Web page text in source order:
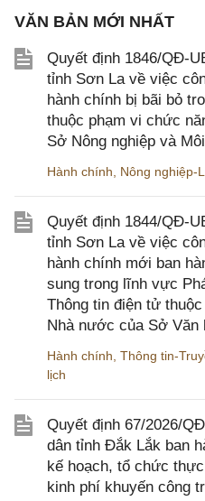
VĂN BẢN MỚI NHẤT
Quyết định 1846/QĐ-
tỉnh Sơn La về việc
hành chính bị bãi bỏ
thuộc phạm vi chức
Sở Nông nghiệp và
Hành chính Nông nghiệp-
Quyết định 1844/QĐ-
tỉnh Sơn La về việc
hành chính mới ban
sung trong lĩnh vực
Thông tin điện tử
Nhà nước của Sở Văn
Hành chính Thông tin-
lịch
Quyết định 67/2026/
dân tỉnh Đắk Lắk ban
kế hoạch, tổ chức
kinh phí khuyến công